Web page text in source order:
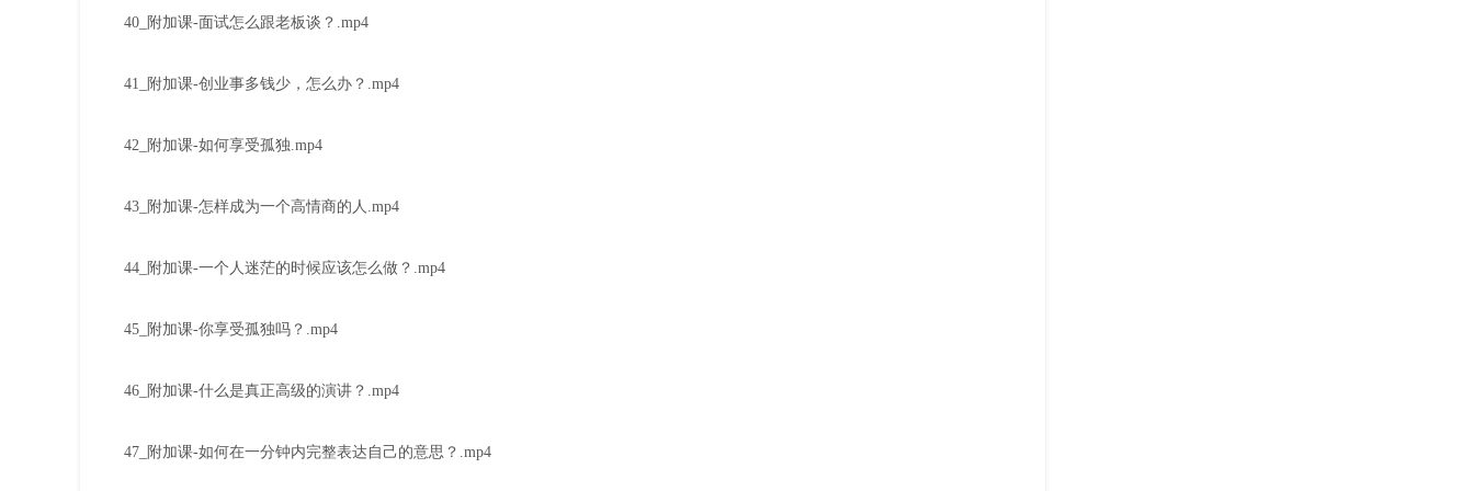
40_附加课-面试怎么跟老板谈？.mp4
41_附加课-创业事多钱少，怎么办？.mp4
42_附加课-如何享受孤独.mp4
43_附加课-怎样成为一个高情商的人.mp4
44_附加课-一个人迷茫的时候应该怎么做？.mp4
45_附加课-你享受孤独吗？.mp4
46_附加课-什么是真正高级的演讲？.mp4
47_附加课-如何在一分钟内完整表达自己的意思？.mp4